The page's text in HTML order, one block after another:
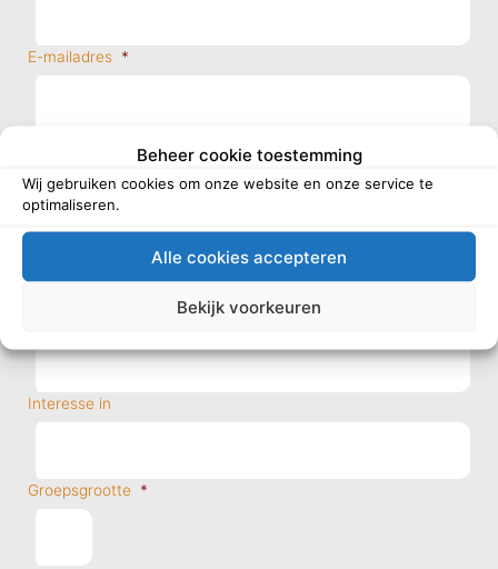
Beheer cookie toestemming
Wij gebruiken cookies om onze website en onze service te
optimaliseren.
Alle cookies accepteren
Bekijk voorkeuren
E-mailadres *
Postcode *
Interesse in
Groepsgrootte *